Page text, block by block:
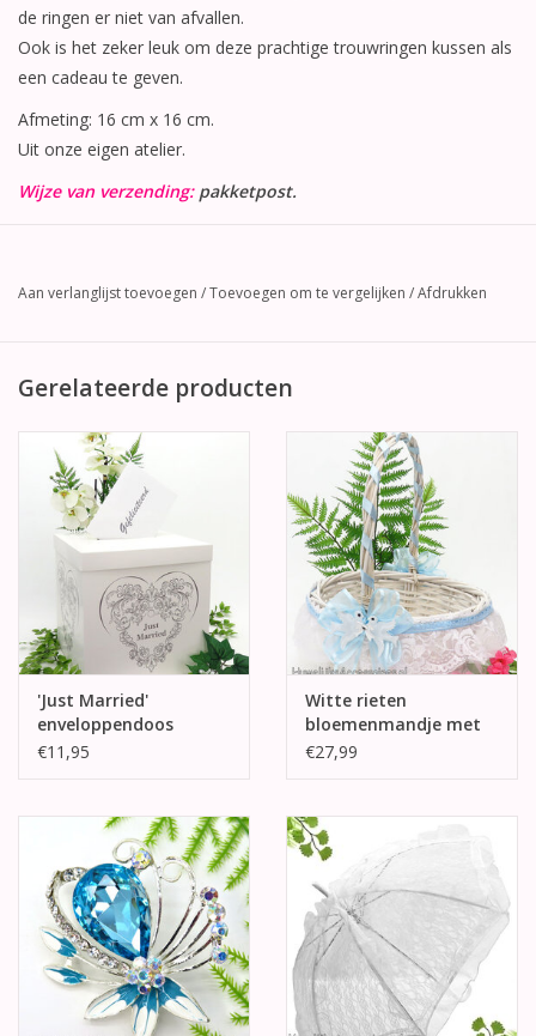
de ringen er niet van afvallen.
Ook is het zeker leuk om deze prachtige trouwringen kussen als
een cadeau te geven.
Afmeting: 16 cm x 16 cm.
Uit onze eigen atelier.
Wijze van verzending:pakketpost.
Aan verlanglijst toevoegen /Toevoegen om te vergelijken /Afdrukken
Gerelateerde producten
'Just Married'
enveloppendoos
€11,95
Witte rieten
bloemenmandje met
blauw en wit kant
€27,99